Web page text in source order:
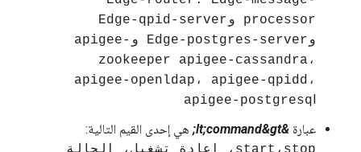
processor وEdge-qpid-server
وEdge-postgres-server وapigee-
zookeeper apigee-cassandra،
apigee-openldap، apigee-qpidd،
apigee-postgresql
عبارة &lt;command&gt; هي إحدى القيم التالية: